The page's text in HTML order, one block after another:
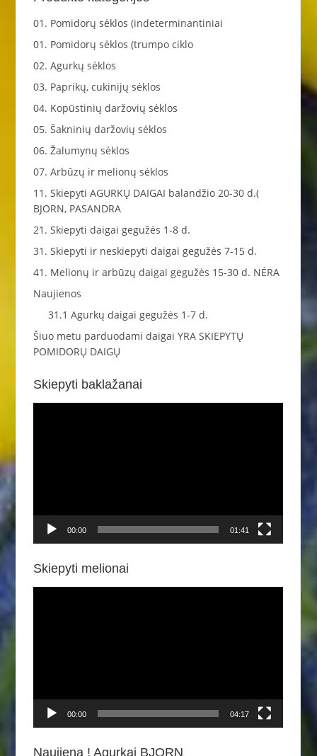
01. Pomidorų sėklos (indeterminantiniai
01. Pomidorų sėklos (trumpo ciklo
02. Agurkų sėklos
03. Paprikų, cukinijų sėklos
04. Kopūstinių daržovių sėklos
05. Šakninių daržovių sėklos
06. Žalumynų sėklos
07. Arbūzų ir melionų sėklos
11. Skiepyti AGURKŲ DAIGAI balandžio 20-30 d.(
BJORN, PASANDRA
21. Skiepyti daigai gegužės 1-8 d.
31. Skiepyti ir neskiepyti daigai gegužės 7-15 d.
41. Melionų ir arbūzų daigai gegužės 15-30 d. NĖRA
Naujienos
31.1 Agurkų daigai gegužės 1-7 d.
Šiuo metu parduodami daigai YRA SKIEPYTŲ
POMIDORŲ DAIGŲ
Skiepyti baklažanai
00:00 01:41
Skiepyti melionai
00:00 04:17
Naujiena ! Agurkai BJORN